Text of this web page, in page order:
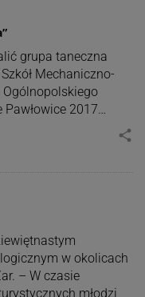
grupa taneczna
Mechaniczno-
Ogólnopolskiego
Pawłowice 2017…
share
w okolicach
– W czasie
młodzi